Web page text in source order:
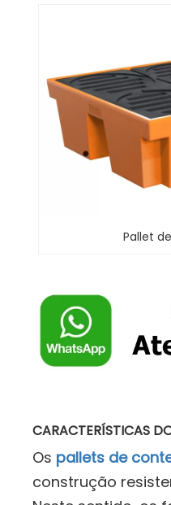
Pallet
CARACTERÍSTICAS
Os pallets de
construção